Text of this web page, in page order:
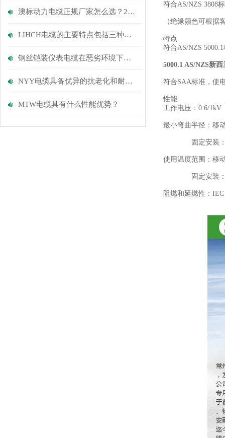
澳标动力电缆正规厂家怎么选？2026年供应商品质+选型避坑指南
LIHCH电缆的主要特点包括三种，分别是？
钢丝铠装仪表电缆在恶劣环境下的可靠性分析
NYY电缆具备优异的抗老化和耐磨损性能
MTW电缆具有什么性能优势？
符合AS/NZS 3808
（绝缘颜色可根据
特点
符合AS/NZS
5000.1 AS/NZS新
符合SAA标准，使
性能
工作电压： 0.6/1kV
最小弯曲半径：移
固定安装
使用温度范围：移
固定安装
阻燃和延燃性： IEC